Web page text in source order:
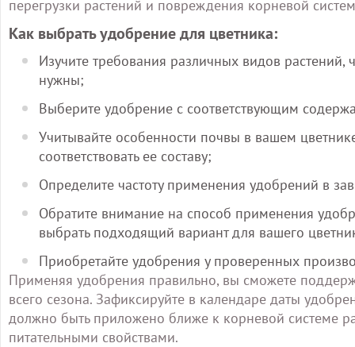
перегрузки растений и повреждения корневой
Как выбрать удобрение для цветника:
Изучите требования различных видов
нужны;
Выберите удобрение с соответствующим
Учитывайте особенности почвы в вашем
соответствовать ее составу;
Определите частоту применения удобрений в
Обратите внимание на способ применения
выбрать подходящий вариант для вашего
Приобретайте удобрения у проверенных
Применяя удобрения правильно, вы сможете
всего сезона. Зафиксируйте в календаре даты
должно быть приложено ближе к корневой системе
питательными свойствами.